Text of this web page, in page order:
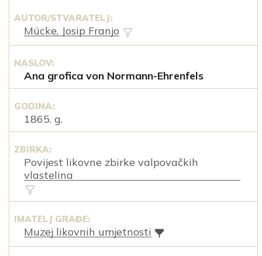
AUTOR/STVARATELJ:
Mücke, Josip Franjo
NASLOV:
Ana grofica von Normann-Ehrenfels
GODINA:
1865. g.
ZBIRKA:
Povijest likovne zbirke valpovačkih
vlastelina
IMATELJ GRAĐE:
Muzej likovnih umjetnosti